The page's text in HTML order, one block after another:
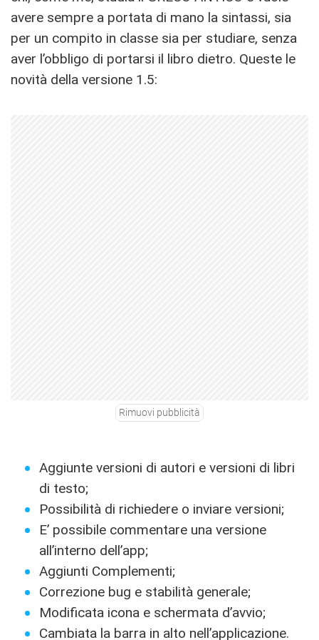
avere sempre a portata di mano la sintassi, sia
per un compito in classe sia per studiare, senza
aver l’obbligo di portarsi il libro dietro. Queste le
novità della versione 1.5:
Rimuovi pubblicità
Aggiunte versioni di autori e versioni di libri
di testo;
Possibilità di richiedere o inviare versioni;
E’ possibile commentare una versione
all’interno dell’app;
Aggiunti Complementi;
Correzione bug e stabilità generale;
Modificata icona e schermata d’avvio;
Cambiata la barra in alto nell’applicazione.